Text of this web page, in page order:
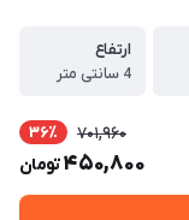
ارتفاع
4 سانتی متر
701,960 36٪
450,800تومان